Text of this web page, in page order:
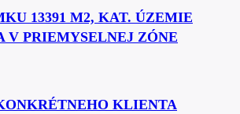
13391 M2, KAT. ÚZEMIE
V PRIEMYSELNEJ ZÓNE
KLIENTA